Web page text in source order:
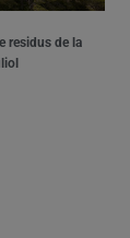
residus de la